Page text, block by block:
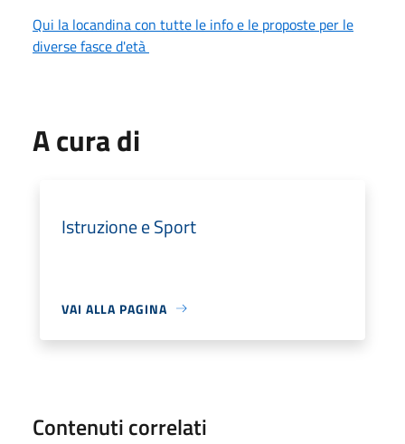
Qui la locandina con tutte le info e le proposte per le
diverse fasce d'età
A cura di
Istruzione e Sport
VAI ALLA PAGINA
Contenuti correlati